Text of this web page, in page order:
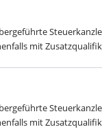
mit
mit